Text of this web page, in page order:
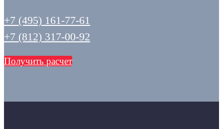
+7 (495) 161-77-61
+7 (812) 317-00-92
Получить расчет